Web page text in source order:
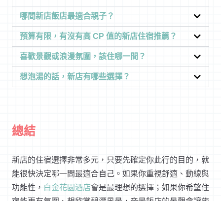
哪間新店飯店最適合親子？
預算有限，有沒有高 CP 值的新店住宿推薦？
喜歡景觀或浪漫氛圍，該住哪一間？
想泡湯的話，新店有哪些選擇？
總結
新店的住宿選擇非常多元，只要先確定你此行的目的，就
能很快決定哪一間最適合自己。如果你重視舒適、動線與
功能性， 白金花園酒店會是最理想的選擇；如果你希望住